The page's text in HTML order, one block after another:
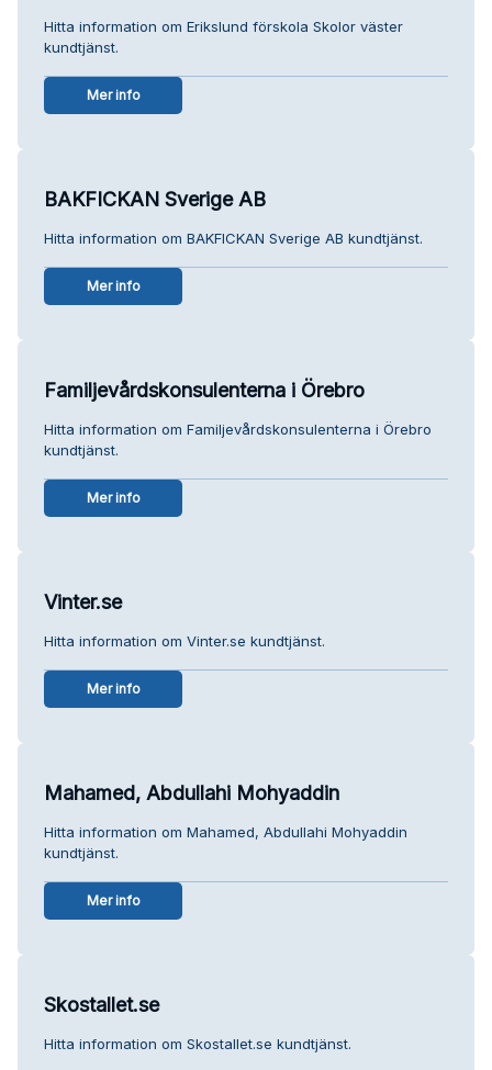
Hitta information om Erikslund förskola Skolor väster
kundtjänst.
Mer info
BAKFICKAN Sverige AB
Hitta information om BAKFICKAN Sverige AB kundtjänst.
Mer info
Familjevårdskonsulenterna i Örebro
Hitta information om Familjevårdskonsulenterna i Örebro
kundtjänst.
Mer info
Vinter.se
Hitta information om Vinter.se kundtjänst.
Mer info
Mahamed, Abdullahi Mohyaddin
Hitta information om Mahamed, Abdullahi Mohyaddin
kundtjänst.
Mer info
Skostallet.se
Hitta information om Skostallet.se kundtjänst.